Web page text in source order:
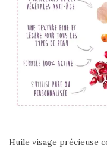
Huile visage précieuse